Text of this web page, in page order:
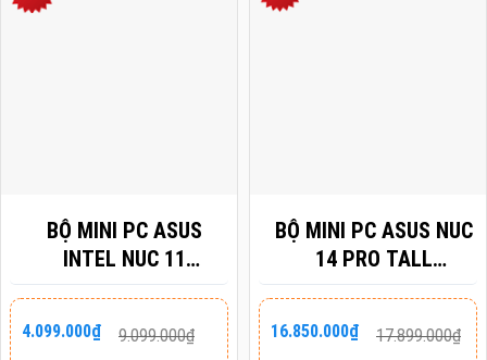
BỘ MINI PC ASUS
INTEL NUC 11
ESSENTIAL
CELERON® N5105/
9.099.000₫
gốc
4.099.000₫
hiện
BỘ MINI PC ASUS NUC
14 PRO TALL
RNUC14RVSU7 (U7-
HDMI 2.1/2X DP 1.4A/
17.899.000₫
gốc
16.850.000₫
hiện